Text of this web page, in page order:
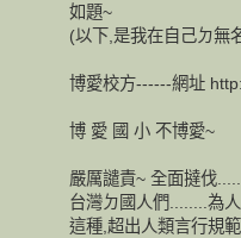
如題~
(以下,是我在自己ㄉ無
博愛校方------網址
博 愛 國 小 不博愛~
嚴厲譴責~ 全面撻伐
台灣ㄉ國人們........為
這種,超出人類言行規